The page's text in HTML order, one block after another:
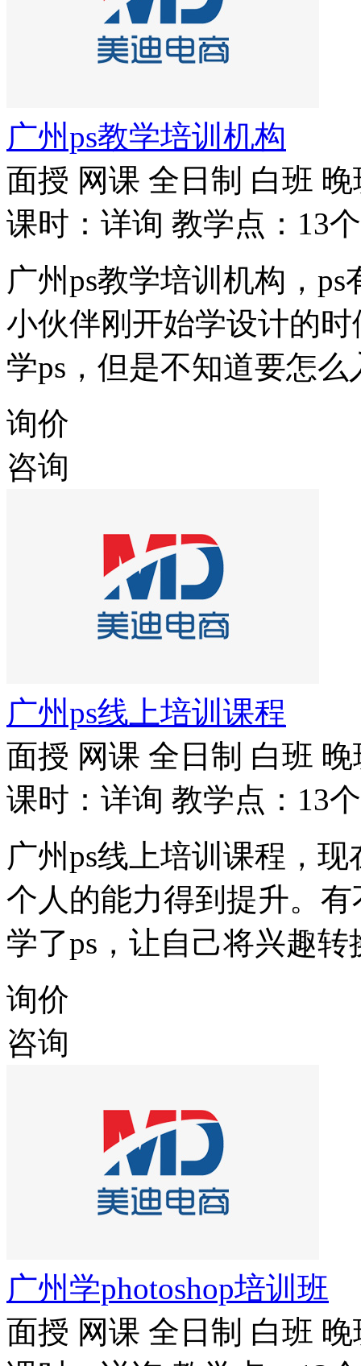
广州ps教学培训机构
面授 网课 全日制 白班 晚
课时：详询 教学点：13个
广州ps教学培训机构，
小伙伴刚开始学设计的
学ps，但是不知道要怎
询价
咨询
广州ps线上培训课程
面授 网课 全日制 白班 晚
课时：详询 教学点：13个
广州ps线上培训课程，
个人的能力得到提升。
学了ps，让自己将兴趣转
询价
咨询
广州学photoshop培训班
面授 网课 全日制 白班 晚